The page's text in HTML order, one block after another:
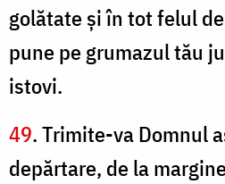
golătate şi în tot felul
pune pe grumazul tău
istovi.
49. Trimite-va Domnul
depărtare, de la